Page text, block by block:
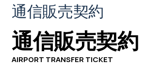
通信販売契約
通信販売契約
AIRPORT TRANSFER TICKET